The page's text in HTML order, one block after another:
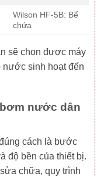
Wilson HF-5B: Bể
chứa
sẽ chọn được máy
sinh hoạt đến
nước dân
cách là bước
độ bền của thiết bị.
chữa, quy trình